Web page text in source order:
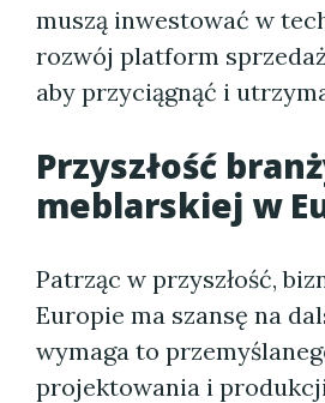
muszą inwestować w
rozwój platform
aby przyciągnąć i
Przyszłość
meblarskiej w
Patrząc w przyszłość,
Europie ma szansę na
wymaga to
projektowania i